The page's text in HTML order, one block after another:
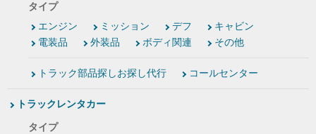
タイプ
エンジン
ミッション デフ
キャビン
電装品
外装品 ボディ関連 その他
トラック部品探しお探し代行 コールセンター
トラックレンタカー
タイプ